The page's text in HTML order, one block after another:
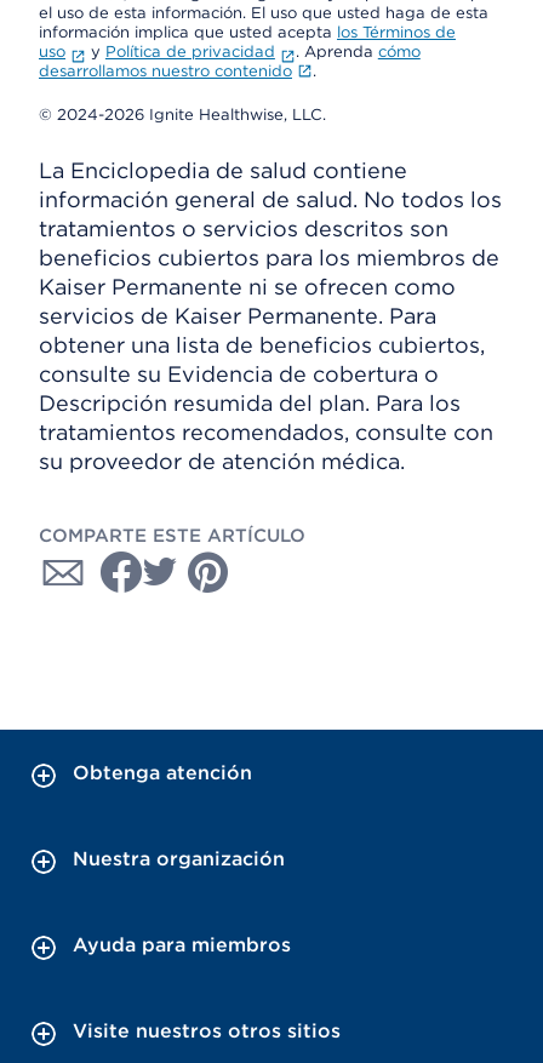
el uso de esta información. El uso que usted haga de esta
información implica que usted acepta los Términos de
uso
y Política de privacidad . Aprenda cómo
desarrollamos nuestro contenido
.
© 2024-2026 Ignite Healthwise, LLC.
La Enciclopedia de salud contiene
información general de salud. No todos los
tratamientos o servicios descritos son
beneficios cubiertos para los miembros de
Kaiser Permanente ni se ofrecen como
servicios de Kaiser Permanente. Para
obtener una lista de beneficios cubiertos,
consulte su Evidencia de cobertura o
Descripción resumida del plan. Para los
tratamientos recomendados, consulte con
su proveedor de atención médica.
COMPARTE ESTE ARTÍCULO
Obtenga atención
Nuestra organización
Ayuda para miembros
Visite nuestros otros sitios